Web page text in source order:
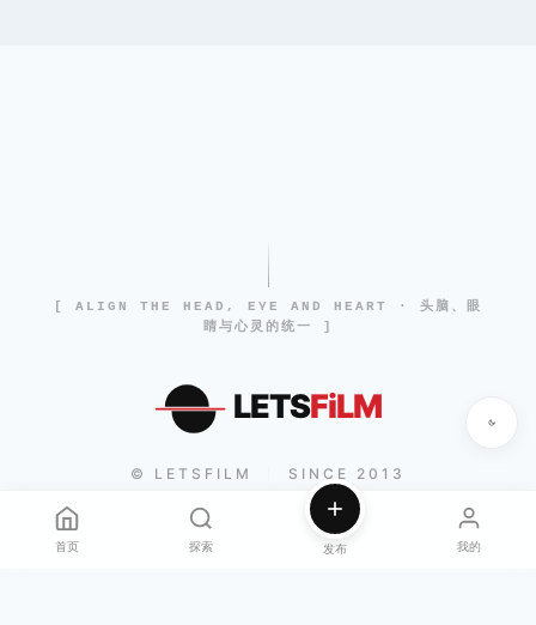
[ ALIGN THE HEAD, EYE AND HEART · 头脑、眼
睛与心灵的统一 ]
LETSFiLM
© LETSFILM SINCE 2013
首页 探索 发布 我的